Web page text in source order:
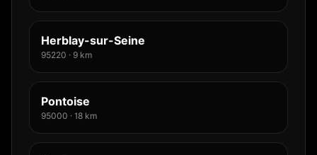
Herblay-sur-Seine
95220 · 9 km
Pontoise
95000 · 18 km